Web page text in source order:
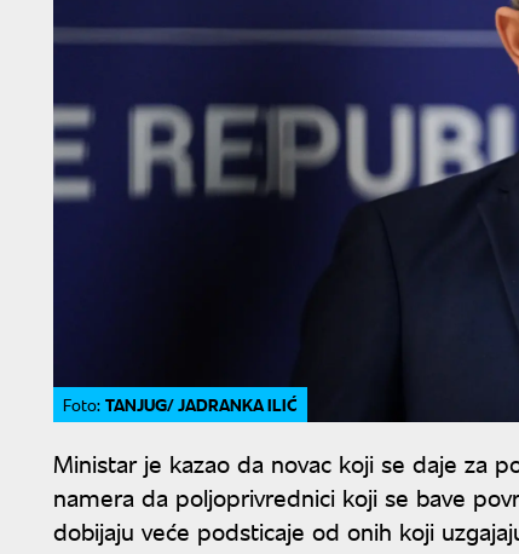
Foto: TANJUG/ JADRANKA ILIĆ
Ministar je kazao da novac koji se daje za
namera da poljoprivrednici koji se bave
dobijaju veće podsticaje od onih koji